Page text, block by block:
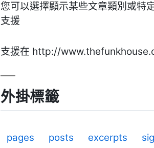
您可以選擇顯示某些文章類別或特
支援
支援在 http://
外掛標籤
pages posts excerpts